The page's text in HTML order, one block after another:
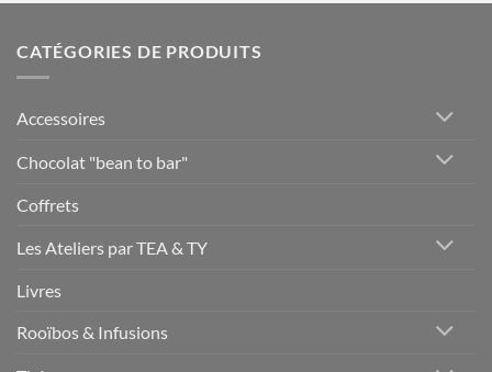
CATÉGORIES DE PRODUITS
Accessoires
Chocolat "bean to bar"
Coffrets
Les Ateliers par TEA & TY
Livres
Rooïbos & Infusions